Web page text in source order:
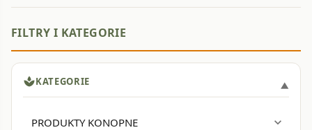
spaKATEGORIE
PRODUKTY KONOPNE
expand_more